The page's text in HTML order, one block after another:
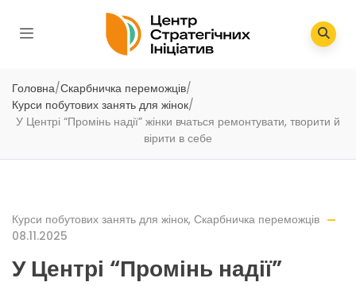
Головна/Скарбничка переможців/
Курси побутових занять для жінок/
У Центрі “Промінь надії” жінки вчаться ремонтувати, творити й
вірити в себе
Курси побутових занять для жінок, Скарбничка переможців
08.11.2025
У Центрі “Промінь надії”